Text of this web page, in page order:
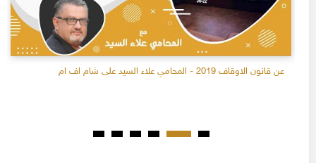
عن قانون الاوقاف 2019 - المحامي علاء السيد على شام اف ام